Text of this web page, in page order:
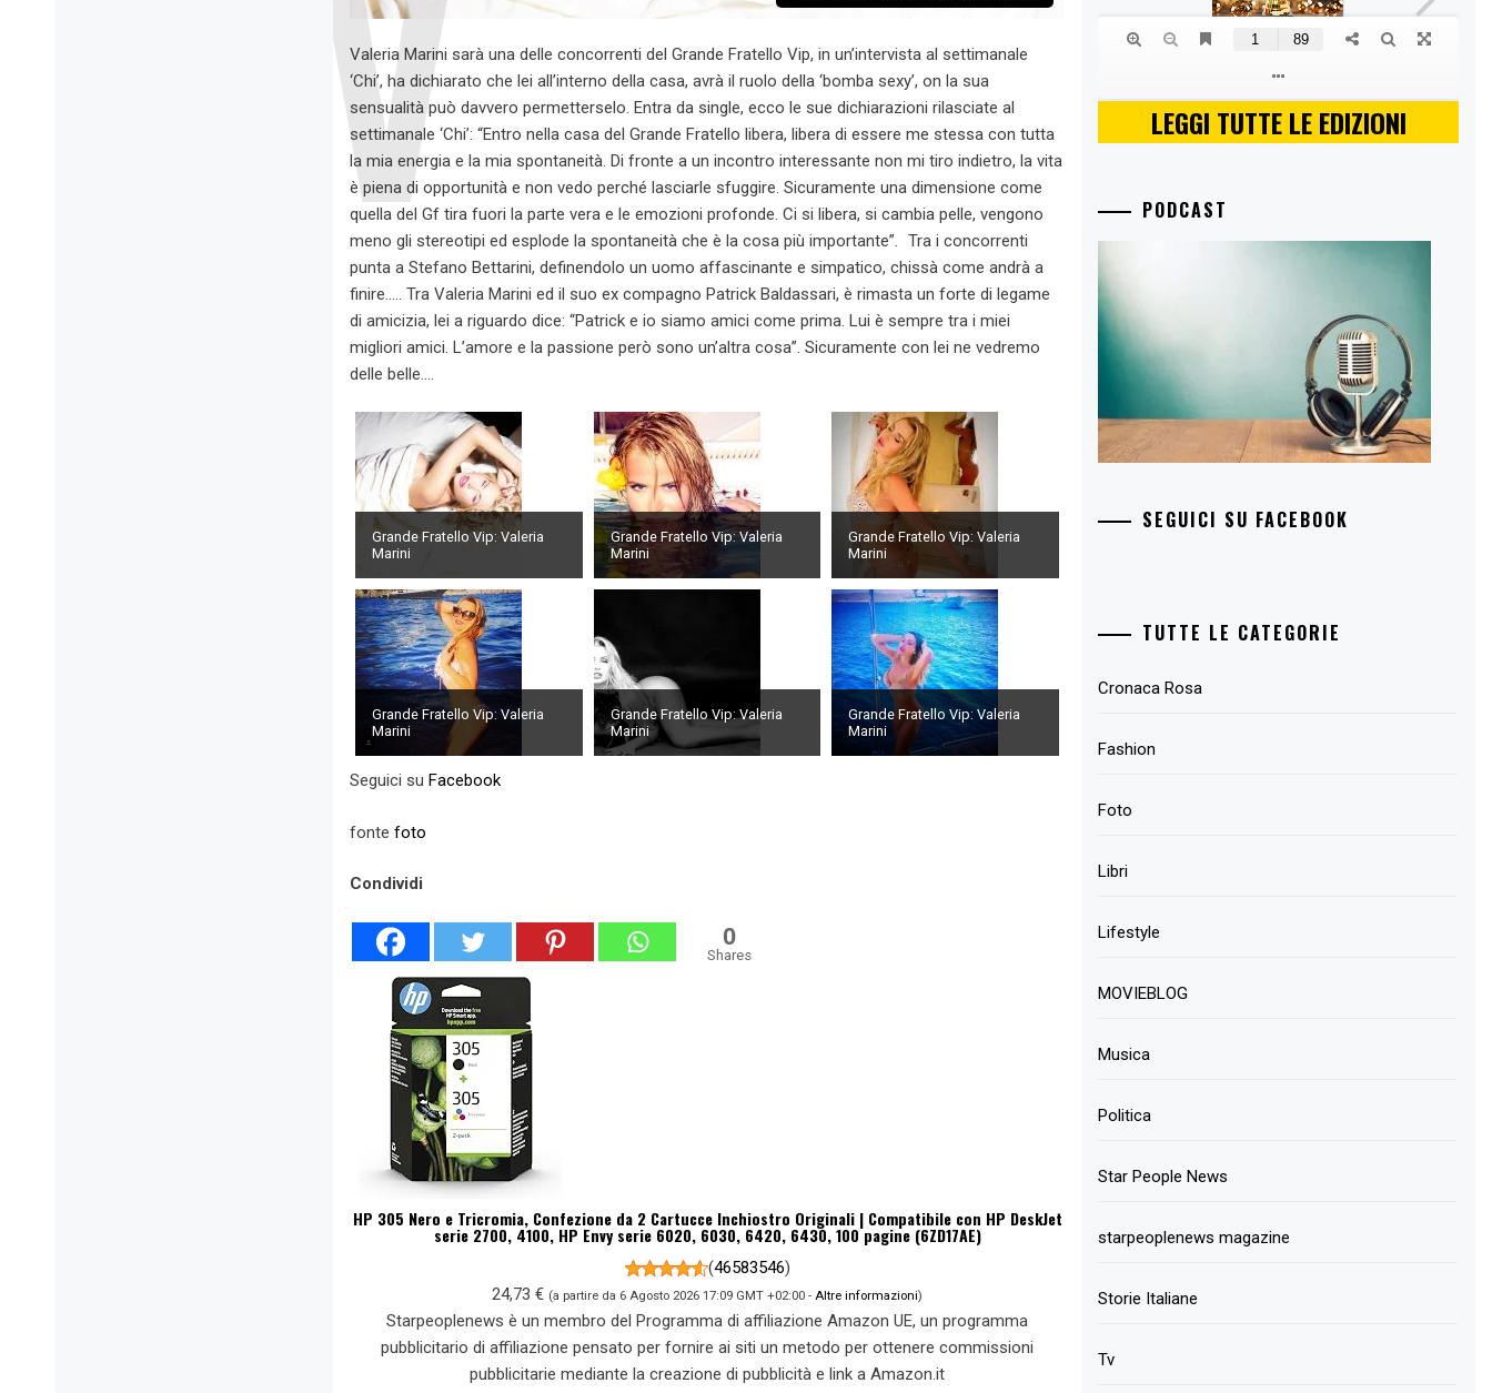
Valeria Marini sarà una delle concorrenti del Grande Fratello Vip, in un’intervista al settimanale
‘Chi’, ha dichiarato che lei all’interno della casa, avrà il ruolo della ‘bomba sexy’, on la sua
sensualità può davvero permetterselo. Entra da single, ecco le sue dichiarazioni rilasciate al
settimanale ‘Chi’: “Entro nella casa del Grande Fratello libera, libera di essere me stessa con tutta
la mia energia e la mia spontaneità. Di fronte a un incontro interessante non mi tiro indietro, la vita
è piena di opportunità e non vedo perché lasciarle sfuggire. Sicuramente una dimensione come
quella del Gf tira fuori la parte vera e le emozioni profonde. Ci si libera, si cambia pelle, vengono
meno gli stereotipi ed esplode la spontaneità che è la cosa più importante”. Tra i concorrenti
punta a Stefano Bettarini, definendolo un uomo affascinante e simpatico, chissà come andrà a
finire….. Tra Valeria Marini ed il suo ex compagno Patrick Baldassari, è rimasta un forte di legame
di amicizia, lei a riguardo dice: “Patrick e io siamo amici come prima. Lui è sempre tra i miei
migliori amici. L’amore e la passione però sono un’altra cosa”. Sicuramente con lei ne vedremo
delle belle….
Grande Fratello Vip: Valeria
Marini
Grande Fratello Vip: Valeria
Marini
Grande Fratello Vip: Valeria
Marini
Grande Fratello Vip: Valeria
Marini
Grande Fratello Vip: Valeria
Marini
Grande Fratello Vip: Valeria
Marini
Seguici su Facebook
fonte foto
Condividi
0
Shares
HP 305 Nero e Tricromia, Confezione da 2 Cartucce Inchiostro Originali | Compatibile con HP DeskJet
serie 2700, 4100, HP Envy serie 6020, 6030, 6420, 6430, 100 pagine (6ZD17AE)
(46583546)
24,73 € (a partire da 6 Agosto 2026 17:09 GMT +02:00 -Altre informazioni)
Starpeoplenews è un membro del Programma di affiliazione Amazon UE, un programma
pubblicitario di affiliazione pensato per fornire ai siti un metodo per ottenere commissioni
pubblicitarie mediante la creazione di pubblicità e link a Amazon.it
LEGGI TUTTE LE EDIZIONI
PODCAST
SEGUICI SU FACEBOOK
TUTTE LE CATEGORIE
Cronaca Rosa
Fashion
Foto
Libri
Lifestyle
MOVIEBLOG
Musica
Politica
Star People News
starpeoplenews magazine
Storie Italiane
Tv